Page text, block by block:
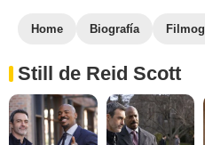
Home Biografía
Still de Reid Scott